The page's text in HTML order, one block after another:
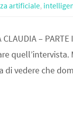
artificiale,
CLAUDIA –
di vedere che